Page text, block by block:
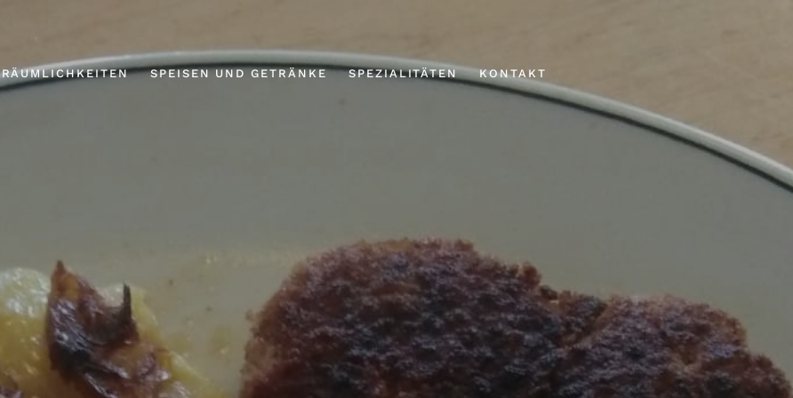
RÄUMLICHKEITEN SPEISEN UND GETRÄNKE SPEZIALITÄTEN KONTAKT